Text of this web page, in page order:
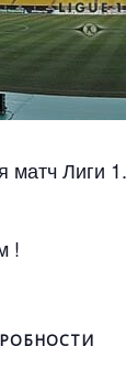
матч Лиги
!